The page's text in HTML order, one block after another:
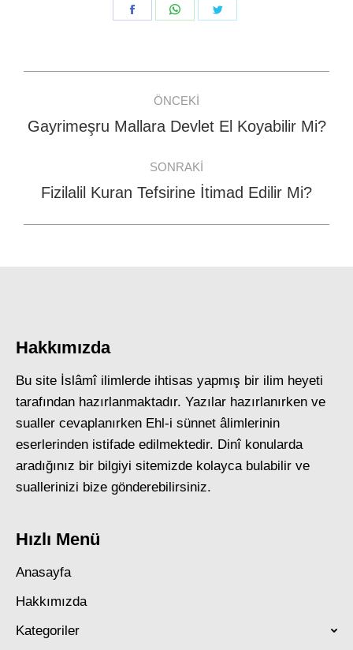
Share
Share
navigation
ÖNCEKI
Previous
Gayrimeşru Mallara Devlet El Koyabilir Mi?
SONRAKI
Next
Fizilalil Kuran Tefsirine İtimad Edilir Mi?
Hakkımızda
Bu site İslâmî ilimlerde ihtisas yapmış bir ilim heyeti
tarafından hazırlanmaktadır. Yazılar hazırlanırken ve
sualler cevaplanırken Ehl-i sünnet âlimlerinin
eserlerinden istifade edilmektedir. Dinî konularda
aradığınız bir bilgiyi sitemizde kolayca bulabilir ve
suallerinizi bize gönderebilirsiniz.
Hızlı Menü
Anasayfa
Hakkımızda
Kategoriler